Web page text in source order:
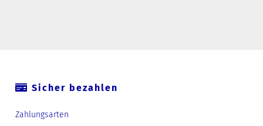
Sicher bezahlen
Zahlungsarten